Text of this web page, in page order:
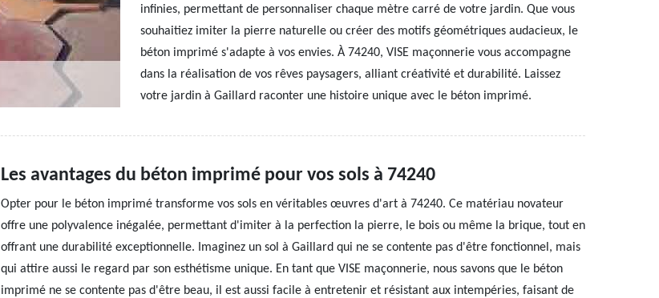
infinies, permettant de personnaliser chaque mètre carré de votre jardin. Que vous
souhaitiez imiter la pierre naturelle ou créer des motifs géométriques audacieux, le
béton imprimé s'adapte à vos envies. À 74240, VISE maçonnerie vous accompagne
dans la réalisation de vos rêves paysagers, alliant créativité et durabilité. Laissez
votre jardin à Gaillard raconter une histoire unique avec le béton imprimé.
Les avantages du béton imprimé pour vos sols à 74240
Opter pour le béton imprimé transforme vos sols en véritables œuvres d'art à 74240. Ce matériau novateur
offre une polyvalence inégalée, permettant d'imiter à la perfection la pierre, le bois ou même la brique, tout en
offrant une durabilité exceptionnelle. Imaginez un sol à Gaillard qui ne se contente pas d'être fonctionnel, mais
qui attire aussi le regard par son esthétisme unique. En tant que VISE maçonnerie, nous savons que le béton
imprimé ne se contente pas d'être beau, il est aussi facile à entretenir et résistant aux intempéries, faisant de